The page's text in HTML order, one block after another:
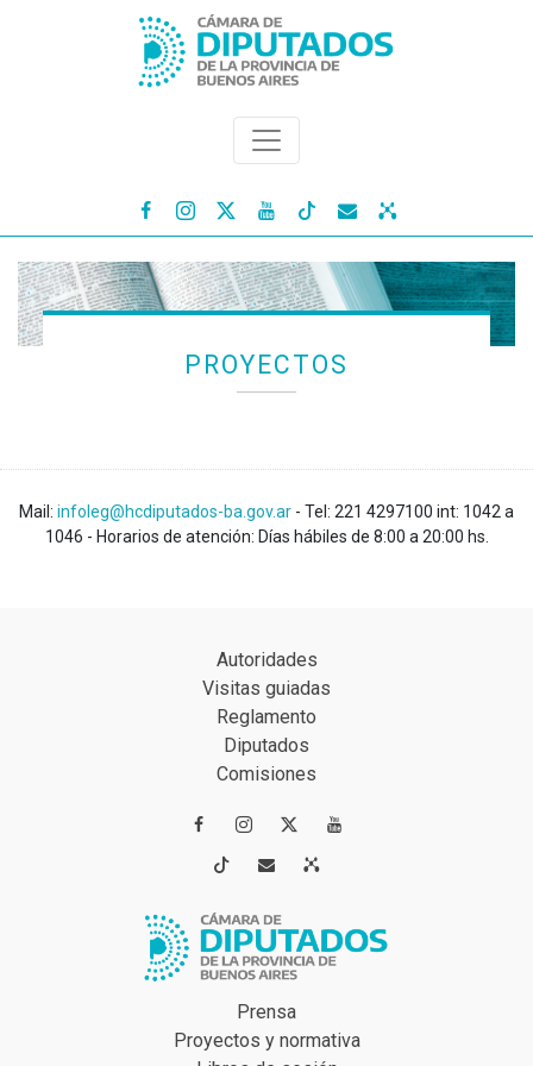
   
PROYECTOS
Mail: infoleg@hcdiputados-ba.gov.ar - Tel: 221 4297100 int: 1042 a
1046 - Horarios de atención: Días hábiles de 8:00 a 20:00 hs.
Autoridades
Visitas guiadas
Reglamento
Diputados
Comisiones
 
 
Prensa
Proyectos y normativa